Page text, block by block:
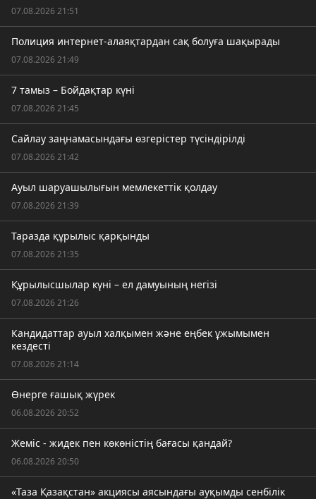
07.08.2026 21:51
Полиция интернет-алаяқтардан сақ болуға шақырады
07.08.2026 21:49
7 тамыз – Бойдақтар күні
07.08.2026 21:45
Сайлау заңнамасындағы өзгерістер түсіндірілді
07.08.2026 21:42
Ауыл шаруашылығын мемлекеттік қолдау
07.08.2026 21:39
Таразда құрылыс қарқынды
07.08.2026 21:35
Құрылысшылар күні – ел дамуының негізі
07.08.2026 21:26
Кандидаттар ауыл халқымен және еңбек ұжымымен
кездесті
07.08.2026 21:14
Өнерге ғашық жүрек
06.08.2026 20:52
Жеміс - жидек пен көкөністің бағасы қандай?
06.08.2026 20:50
«Таза Қазақстан» акциясы аясындағы ауқымды сенбілік